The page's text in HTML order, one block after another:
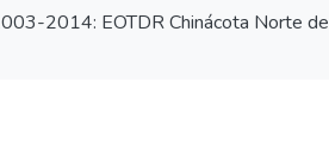
2014: EOTDR Chinácota Norte de